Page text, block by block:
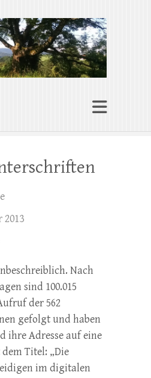
| Autorin
das Herz nicht
2013
Nach
sind 100.015
der 562
gefolgt und haben
ihre Adresse auf eine
Titel: „Die
im digitalen